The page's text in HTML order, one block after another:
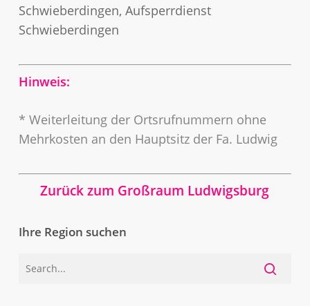
Schwieberdingen, Aufsperrdienst
Schwieberdingen
Hinweis:
* Weiterleitung der Ortsrufnummern ohne
Mehrkosten an den Hauptsitz der Fa. Ludwig
Zurück zum Großraum Ludwigsburg
Ihre Region suchen